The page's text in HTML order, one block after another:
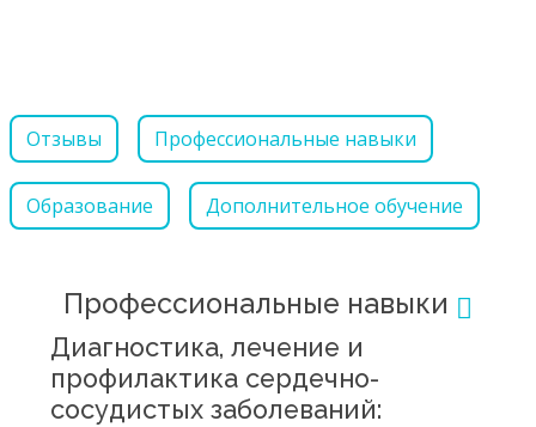
Отзывы Профессиональные навыки
Образование Дополнительное обучение
Профессиональные навыки
Диагностика, лечение и
профилактика сердечно-
сосудистых заболеваний: